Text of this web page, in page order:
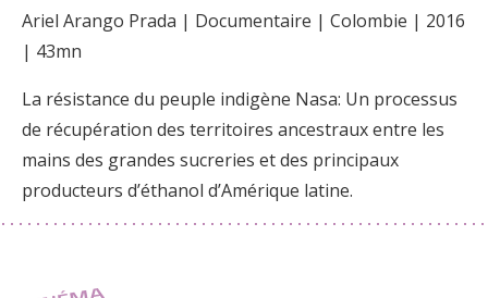
Ariel Arango Prada | Documentaire | Colombie | 2016
| 43mn
La résistance du peuple indigène Nasa: Un processus
de récupération des territoires ancestraux entre les
mains des grandes sucreries et des principaux
producteurs d’éthanol d’Amérique latine.